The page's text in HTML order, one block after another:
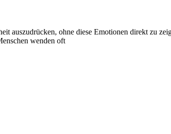
auszudrücken, ohne diese Emotionen direkt zu
wenden oft